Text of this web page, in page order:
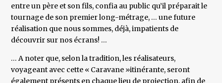
entre un père et son fils, confia au public qu’il préparait le
tournage de son premier long-métrage, … une future
réalisation que nous sommes, déjà, impatients de
découvrir sur nos écrans! …
… A noter que, selon la tradition, les réalisateurs,
voyageant avec cette « Caravane »itinérante, seront
également présents en chaque lieu de projection, afin de